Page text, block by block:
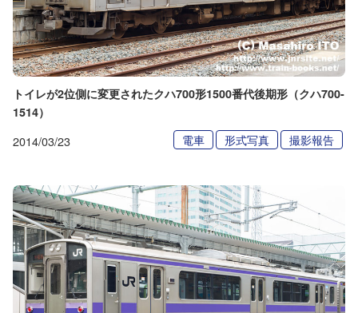
トイレが2位側に変更されたクハ700形1500番代後期形（クハ700-
1514）
2014/03/23 電車 形式写真 撮影報告